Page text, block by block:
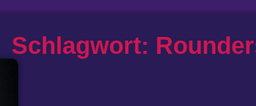
Schlagwort: